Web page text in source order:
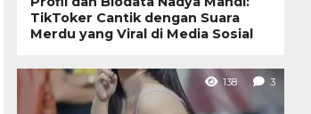
TikToker Cantik dengan Suara
Merdu yang Viral di Media Sosial
138 3